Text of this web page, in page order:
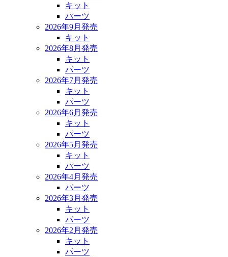
キット
パーツ
2026年9月発売
キット
2026年8月発売
キット
パーツ
2026年7月発売
キット
パーツ
2026年6月発売
キット
パーツ
2026年5月発売
キット
パーツ
2026年4月発売
パーツ
2026年3月発売
キット
パーツ
2026年2月発売
キット
パーツ